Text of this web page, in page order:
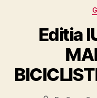
Editia